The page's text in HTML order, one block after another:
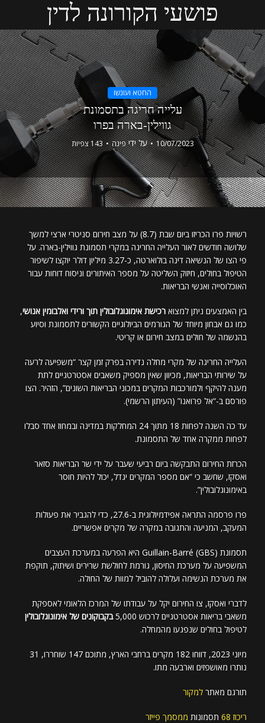
פושעי הקורונה לדין
החטא ועונשו
עלייה חריגה בתסמונת
גווילין-בארה בפרו
10/07/2023 על ידיפינה 143 צפיות
רשויות פרו הכריזו ביום שבת (8.7) על מצב חירום סניטרי ארצי למשך
שלושה חודשים לאור העלייה החריגה במקרי תסמונת גווילין-בארה. על
פי הצו של הנשיאה דינה בולוארטה, כ-3.27 מיליון דולר יוקצו לשיפור
הטיפול בחולים, חיזוק השליטה על מספר האיתורים וניסוח דוחות עבור
האוכלוסייה ואנשי הבריאות.
בין האמצעים ניתן למצוארכישת אימונוגלובולין תוך ורידי ואלבומין אנושי,
כמו גם אבחון מיוחד של הגורמים הביולוגיים הקשורים לתסמונת וסיוע
בהנשמה של חולים במצב חירום או קריטי.
העלייה החריגה של מקרי מחלה נדירה בפרק זמן קצר “משפיעה לרעה
על שירותי הבריאות, מכיוון שאין מספיק משאבים אסטרטגיים לתת
מענה להיקף ולמורכבות המקרים במכוני הבריאות השונים”, הזהיר. הצו
פורסם ב-“אל פרואנו” (העיתון הרשמי).
עד כה השנה לפחות 18 מתוך 24 המחלקות במדינה ובמחוז אחד סבלו
לפחות ממקרה אחד של התסמונת.
הכרזת החירום התבקשה ביום רביעי שעבר על ידי שר הבריאות סזאר
ואסקז, שחשב כי “אם מספר המקרים יגדל, יכול להיות חוסר
באימונוגלובולין”.
פרו פרסמה התראה אפידמיולוגית ב-27.6, כדי להגביר את פעולות
המעקב, המניעה והתגובה במקרה של מקרים אפשריים.
תסמונת Guillain-Barré (GBS) היא הפרעה במערכת העצבים
המשפיעה על מערכת החיסון, גורמת לחולשת שרירים ושיתוק, תוקפת
את מערכת הנשימה ועלולה להוביל למוות של החולה.
לדברי ואסקז, צו החירום יקל על עבודתו של המרכז הלאומי לאספקת
משאבי בריאות אסטרטגיים לרכוש 5,000
בקבוקונים של אימונוגלובולין
לטיפול בחולים שנפגעו מהמחלה.
מיוני 2023, דווחו 182 מקרים ברחבי הארץ, מתוכם 147 שוחררו, 31
נותרו מאושפזים וארבעה מתו.
תורגם מאתרלמקור
ריכוז 68 תסמונות ממסמך פייזר